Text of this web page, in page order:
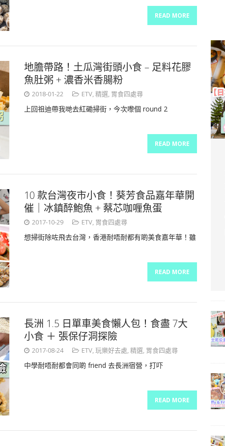
READ MORE
地膽帶路！土瓜灣街頭小食 – 足料花膠
魚肚粥 + 濃香米香腸粉
2018-01-22 ETV,精選, 胃食四處尋
上回祖迪帶我哋去紅磡掃街，今次嚟個 round 2
READ MORE
10 款台灣夜市小食！葵芳食品嘉年華開
催｜冰鎮醉鮑魚 + 蔡芯咖喱魚蛋
2017-10-29 ETV, 胃食四處尋
想掃街除咗飛去台灣，香港耐唔耐都有啲美食嘉年華！雖
READ MORE
長洲 1.5 日單車美食懶人包！食盡 7大
小食 ＋ 張保仔洞探險
2017-08-24 ETV,玩樂好去處,精選, 胃食四處尋
中學耐唔耐都會同啲 friend 去長洲宿營，打吓
READ MORE